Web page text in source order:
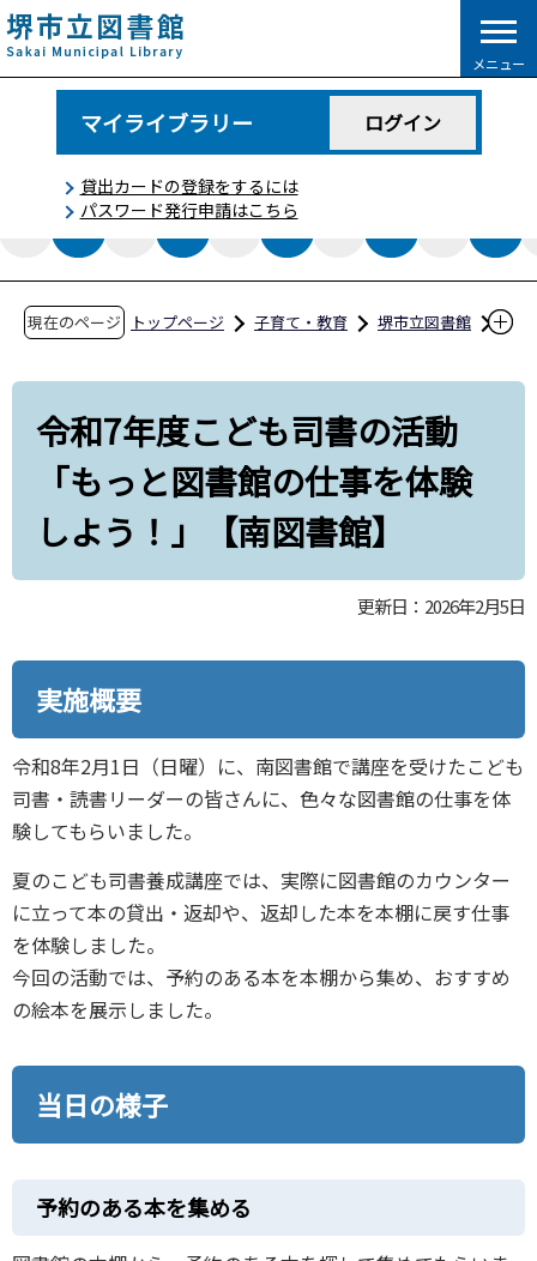
こ
の
ペ
で
メニュー
マイライブラリー ログイン
貸出カードの登録をするには
パスワード発行申請はこちら
現在のページ トップページ 子育て・教育
堺市立図書館
仕事を体験しよう！」【南図書館】
令和7年度こども司書の活動
「もっと図書館の仕事を体験
しよう！」【南図書館】
更新日：2026年2月5日
実施概要
令和8年2月1日（日曜）に、南図書館で講座を受けたこども
司書・読書リーダーの皆さんに、色々な図書館の仕事を体
験してもらいました。
夏のこども司書養成講座では、実際に図書館のカウンター
に立って本の貸出・返却や、返却した本を本棚に戻す仕事
を体験しました。
今回の活動では、予約のある本を本棚から集め、おすすめ
の絵本を展示しました。
当日の様子
予約のある本を集める